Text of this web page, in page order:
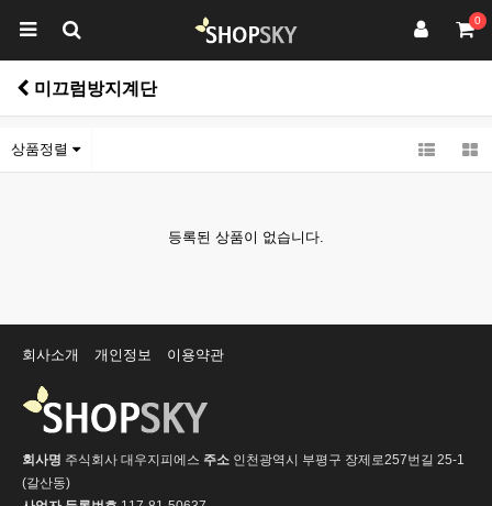
0
미끄럼방지계단
상품정렬
등록된 상품이 없습니다.
회사소개 개인정보 이용약관
회사명 주식회사 대우지피에스 주소 인천광역시 부평구 장제로257번길 25-1
(갈산동)